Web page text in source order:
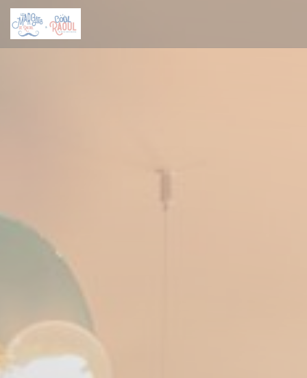
Πίνακας διαχείρισης "Μπισκότων" (Cookies)